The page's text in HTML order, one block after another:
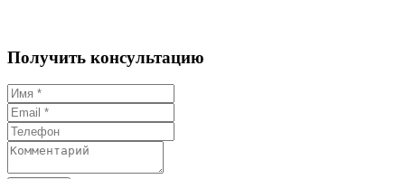
Получить консультацию